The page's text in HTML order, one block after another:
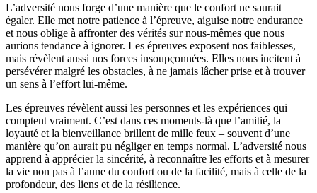
L’adversité nous forge d’une manière que le confort ne saurait
égaler. Elle met notre patience à l’épreuve, aiguise notre endurance
et nous oblige à affronter des vérités sur nous-mêmes que nous
aurions tendance à ignorer. Les épreuves exposent nos faiblesses,
mais révèlent aussi nos forces insoupçonnées. Elles nous incitent à
persévérer malgré les obstacles, à ne jamais lâcher prise et à trouver
un sens à l’effort lui-même.
Les épreuves révèlent aussi les personnes et les expériences qui
comptent vraiment. C’est dans ces moments-là que l’amitié, la
loyauté et la bienveillance brillent de mille feux – souvent d’une
manière qu’on aurait pu négliger en temps normal. L’adversité nous
apprend à apprécier la sincérité, à reconnaître les efforts et à mesurer
la vie non pas à l’aune du confort ou de la facilité, mais à celle de la
profondeur, des liens et de la résilience.